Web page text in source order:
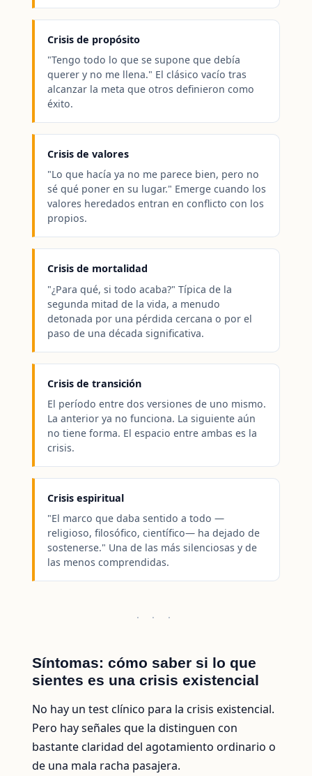
Crisis de propósito
"Tengo todo lo que se supone que debía
querer y no me llena." El clásico vacío tras
alcanzar la meta que otros definieron como
éxito.
Crisis de valores
"Lo que hacía ya no me parece bien, pero no
sé qué poner en su lugar." Emerge cuando los
valores heredados entran en conflicto con los
propios.
Crisis de mortalidad
"¿Para qué, si todo acaba?" Típica de la
segunda mitad de la vida, a menudo
detonada por una pérdida cercana o por el
paso de una década significativa.
Crisis de transición
El período entre dos versiones de uno mismo.
La anterior ya no funciona. La siguiente aún
no tiene forma. El espacio entre ambas es la
crisis.
Crisis espiritual
"El marco que daba sentido a todo —
religioso, filosófico, científico— ha dejado de
sostenerse." Una de las más silenciosas y de
las menos comprendidas.
· · ·
Síntomas: cómo saber si lo que
sientes es una crisis existencial
No hay un test clínico para la crisis existencial.
Pero hay señales que la distinguen con
bastante claridad del agotamiento ordinario o
de una mala racha pasajera.